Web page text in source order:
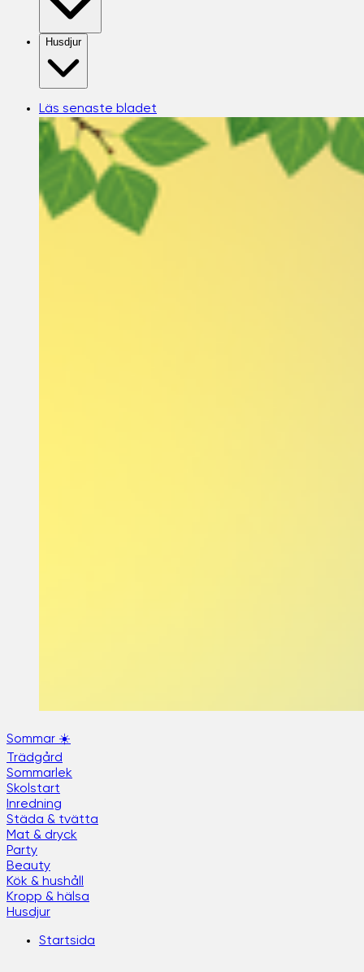
Husdjur
Läs senaste bladet
Sommar ☀️
Trädgård
Sommarlek
Skolstart
Inredning
Städa & tvätta
Mat & dryck
Party
Beauty
Kök & hushåll
Kropp & hälsa
Husdjur
Startsida